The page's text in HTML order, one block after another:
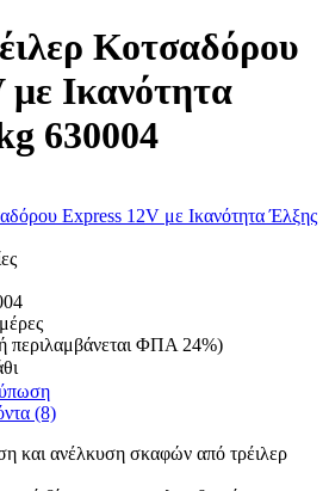
Κοτσαδόρου
Ικανότητα
630004
περιλαμβάνεται ΦΠΑ 24%)
(8)
και ανέλκυση σκαφών από τρέιλερ